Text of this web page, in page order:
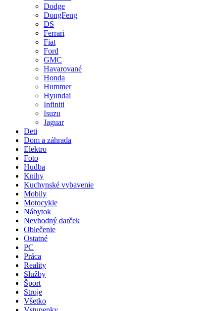
Dodge
DongFeng
DS
Ferrari
Fiat
Ford
GMC
Havarované
Honda
Hummer
Hyundai
Infiniti
Isuzu
Jaguar
Deti
Dom a záhrada
Elektro
Foto
Hudba
Knihy
Kuchynské vybavenie
Mobily
Motocykle
Nábytok
Nevhodný darček
Oblečenie
Ostatné
PC
Práca
Reality
Služby
Šport
Stroje
Všetko